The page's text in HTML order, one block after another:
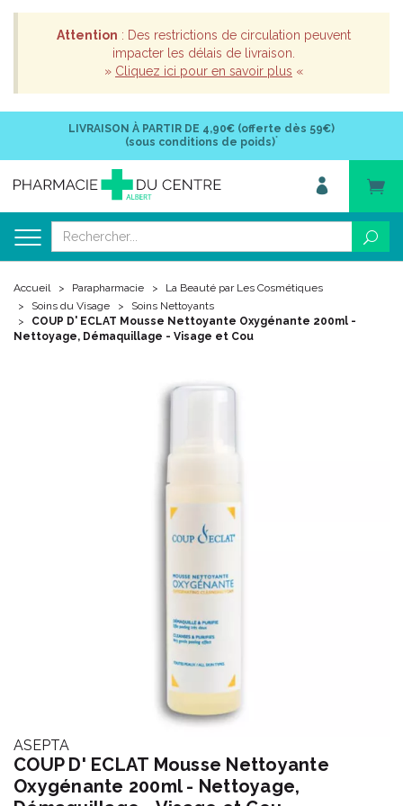
Attention : Des restrictions de circulation peuvent
impacter les délais de livraison.
» Cliquez ici pour en savoir plus «
LIVRAISON À PARTIR DE 4,90€ (offerte dès 59€)
(sous conditions de poids)*
Accueil Parapharmacie
La Beauté par Les Cosmétiques
Soins du Visage
Soins Nettoyants
COUP D' ECLAT Mousse Nettoyante Oxygénante 200ml -
Nettoyage, Démaquillage - Visage et Cou
ASEPTA
COUP D' ECLAT Mousse Nettoyante
Oxygénante 200ml - Nettoyage,